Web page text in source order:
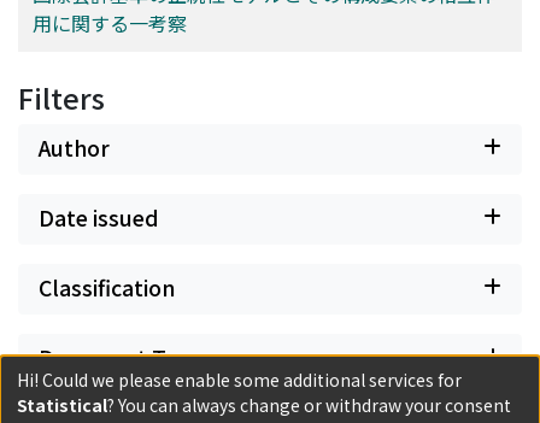
用に関する一考察
Filters
Author
Date issued
Classification
Document Type
Hi! Could we please enable some additional services for
Statistical? You can always change or withdraw your consent